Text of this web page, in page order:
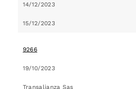
14/12/2023
15/12/2023
9266
19/10/2023
Transalianza Sas